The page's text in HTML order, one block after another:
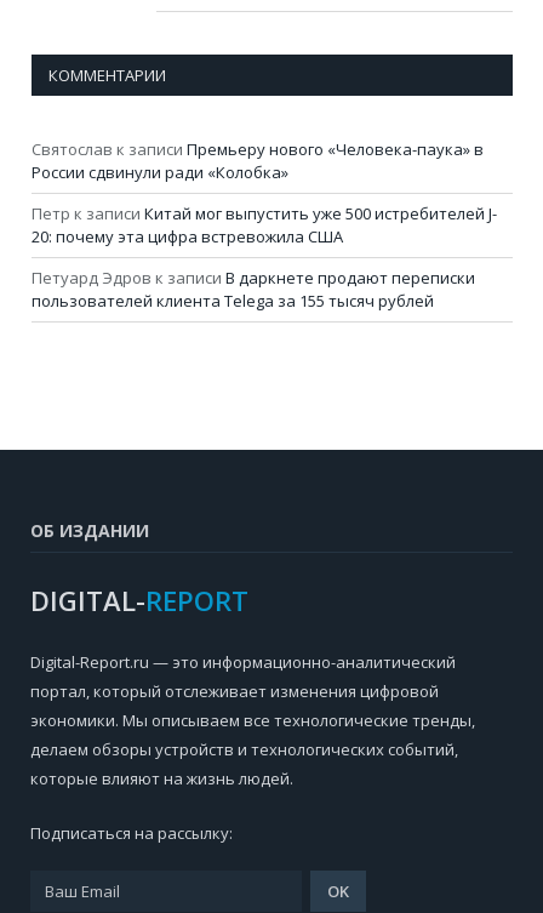
КОММЕНТАРИИ
Святослав к записи Премьеру нового «Человека-паука» в
России сдвинули ради «Колобка»
Петр к записи Китай мог выпустить уже 500 истребителей J-
20: почему эта цифра встревожила США
Петуард Эдров к записи В даркнете продают переписки
пользователей клиента Telega за 155 тысяч рублей
ОБ ИЗДАНИИ
DIGITAL-REPORT
Digital-Report.ru — это информационно-аналитический
портал, который отслеживает изменения цифровой
экономики. Мы описываем все технологические тренды,
делаем обзоры устройств и технологических событий,
которые влияют на жизнь людей.
Подписаться на рассылку: